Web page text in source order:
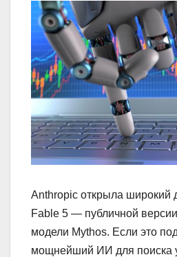
Anthropic открыла широкий
Fable 5 — публичной
модели Mythos. Если это
мощнейший ИИ для поиска